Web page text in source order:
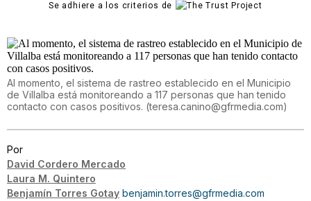
Se adhiere a los criterios de
Al momento, el sistema de rastreo establecido en el Municipio
de Villalba está monitoreando a 117 personas que han tenido
contacto con casos positivos. (teresa.canino@gfrmedia.com)
Por
David Cordero Mercado
Laura M. Quintero
Benjamín Torres Gotay benjamin.torres@gfrmedia.com